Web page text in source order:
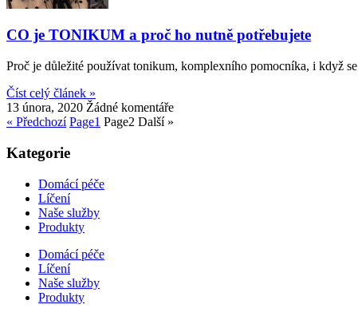
CO je TONIKUM a proč ho nutně potřebujete
Proč je důležité používat tonikum, komplexního pomocníka, i když
Číst celý článek »
13 února, 2020 Žádné komentáře
« Předchozí Page1 Page2 Další »
Kategorie
Domácí péče
Líčení
Naše služby
Produkty
Domácí péče
Líčení
Naše služby
Produkty